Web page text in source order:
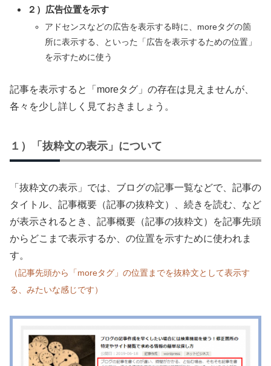
２）広告位置を示す
アドセンスなどの広告を表示する時に、moreタグの箇
所に表示する、といった「広告を表示するための位置」
を示すために使う
記事を表示すると「moreタグ」の存在は見えませんが、
各々を少し詳しく見ておきましょう。
１）「抜粋文の表示」について
「抜粋文の表示」では、ブログの記事一覧などで、記事の
タイトル、記事概要（記事の抜粋文）、続きを読む、など
が表示されるとき、記事概要（記事の抜粋文）を記事先頭
からどこまで表示するか、の位置を示すために使われま
す。
（記事先頭から「moreタグ」の位置までを抜粋文として表示す
る、みたいな感じです）